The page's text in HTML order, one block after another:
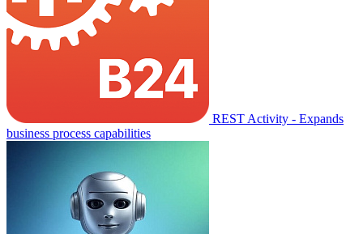
REST Activity - Expands
business process capabilities